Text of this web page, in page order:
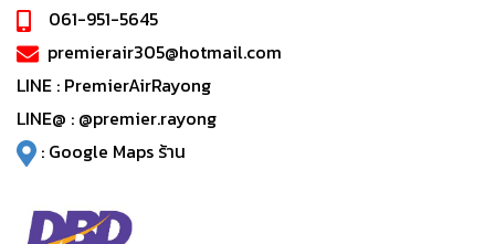
061-951-5645
premierair305@hotmail.com
LINE : PremierAirRayong
LINE@ : @premier.rayong
: Google Maps ร้าน